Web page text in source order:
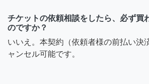
チケットの依頼相談をしたら、必ず買
のですか？
いいえ。本契約（依頼者様の前払い決
ャンセル可能です。